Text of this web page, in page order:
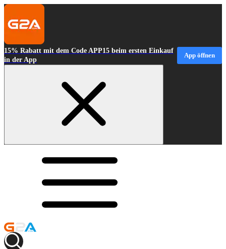
15% Rabatt mit dem Code APP15 beim ersten Einkauf
in der App
App öffnen